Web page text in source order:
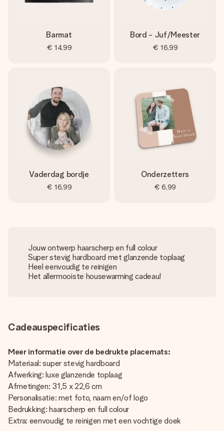
Barmat
€ 14,99
Bord - Juf/Meester
€ 16,99
Vaderdag bordje
€ 16,99
Onderzetters
€ 6,99
Jouw ontwerp haarscherp en full colour
Super stevig hardboard met glanzende toplaag
Heel eenvoudig te reinigen
Het allermooiste housewarming cadeau!
Cadeauspecificaties
Meer informatie over de bedrukte placemats:
Materiaal: super stevig hardboard
Afwerking: luxe glanzende toplaag
Afmetingen: 31,5 x 22,6 cm
Personalisatie: met foto, naam en/of logo
Bedrukking: haarscherp en full colour
Extra: eenvoudig te reinigen met een vochtige doek